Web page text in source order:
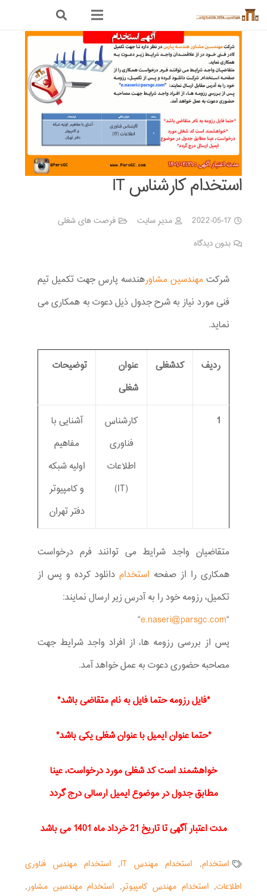
استخدام کارشناس IT
2022-05-17 مدیر سایت
فرصت های شغلی
بدون دیدگاه
شرکت مهندسین مشاورهندسه پارس جهت تکمیل تیم
فنی مورد نیاز به شرح جدول ذیل دعوت به همکاری می
نماید.
ردیف کدشغلی
عنوان
شغلی
توضیحات
1
کارشناس
فناوری
اطلاعات
(IT)
آشنایی با
مفاهیم
اولیه شبکه
و کامپیوتر
دفتر تهران
متقاضیان واجد شرایط می توانند فرم درخواست
همکاری را از صفحه استخدام دانلود کرده و پس از
تکمیل، رزومه خود را به آدرس زیر ارسال نمایند:
“
e.naseri@parsgc.com
“
پس از بررسی رزومه ها، از افراد واجد شرایط جهت
مصاحبه حضوری دعوت به عمل خواهد آمد.
*فایل رزومه حتما فایل به نام متقاضی باشد*
*حتما عنوان ایمیل با عنوان شغلی یکی باشد*
خواهشمند است کد شغلی مورد درخواست، عینا
مطابق جدول در موضوع ایمیل ارسالی درج گردد
مدت اعتبار آگهی تا تاریخ 21 خرداد ماه 1401 می باشد
استخدام, استخدام مهندس IT , استخدام مهندس فناوری
اطلاعات, استخدام مهندس کامپیوتر, استخدام مهندسین مشاور,